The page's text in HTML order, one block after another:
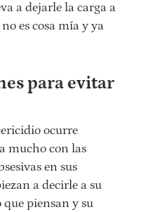
a dejarle la carga a
es cosa mía y ya
para evitar
ocurre
mucho con las
en sus
a decirle a su
piensan y su